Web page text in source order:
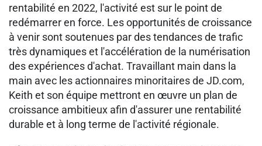
rentabilité en 2022, l'activité est sur le point de
redémarrer en force. Les opportunités de croissance
à venir sont soutenues par des tendances de trafic
très dynamiques et l'accélération de la numérisation
des expériences d'achat. Travaillant main dans la
main avec les actionnaires minoritaires de JD.com,
Keith et son équipe mettront en œuvre un plan de
croissance ambitieux afin d'assurer une rentabilité
durable et à long terme de l'activité régionale.